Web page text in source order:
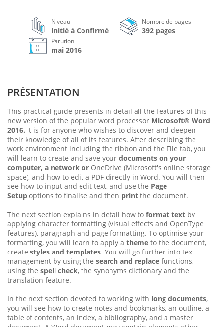
Niveau
Initié à Confirmé
Nombre de pages
392 pages
Parution
mai 2016
PRÉSENTATION
This practical guide presents in detail all the features of this
new version of the popular word processor Microsoft® Word
2016. It is for anyone who wishes to discover and deepen
their knowledge of all of its features. After describing the
work environment including the ribbon and the File tab, you
will learn to create and save your documents on your
computer, a network or OneDrive (Microsoft's online storage
space), and how to edit a PDF directly in Word. You will then
see how to input and edit text, and use the Page
Setup options to finalise and then print the document.
The next section explains in detail how to format text by
applying character formatting (visual effects and OpenType
features), paragraph and page formatting. To optimise your
formatting, you will learn to apply a theme to the document,
create styles and templates. You will go further into text
management by using the search and replace functions,
using the spell check, the synonyms dictionary and the
translation feature.
In the next section devoted to working with long documents,
you will see how to create notes and bookmarks, an outline, a
table of contents, an index, a bibliography, and a master